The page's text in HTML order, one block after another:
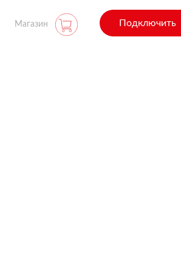
Магазин Подключить